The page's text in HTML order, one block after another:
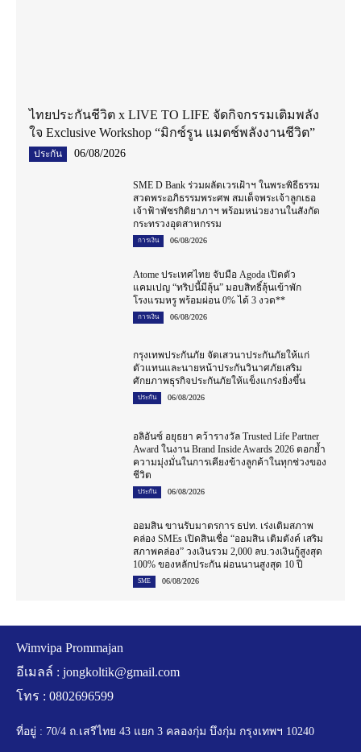
ไทยประกันชีวิต x LIVE TO LIFE จัดกิจกรรมเติมพลัง
ใจ Exclusive Workshop “มิกซ์รูน แมตช์พลังงานชีวิต”
ประกัน 06/08/2026
SME D Bank ร่วมผลัดเวรเฝ้าฯ ในพระพิธีธรรม
สวดพระอภิธรรมพระศพ สมเด็จพระเจ้าลูกเธอ
เจ้าฟ้าพัชรกิติยาภาฯ พร้อมหน่วยงานในสังกัด
กระทรวงอุตสาหกรรม
การเงิน 06/08/2026
Atome ประเทศไทย จับมือ Agoda เปิดตัว
แคมเปญ “ทริปนี้มีลุ้น” มอบสิทธิ์ลุ้นเข้าพัก
โรงแรมหรู พร้อมผ่อน 0% ได้ 3 งวด**
การเงิน 06/08/2026
กรุงเทพประกันภัย จัดเสวนาประกันภัยให้แก่
ตัวแทนและนายหน้าประกันวินาศภัยเสริม
ศักยภาพธุรกิจประกันภัยให้แข็งแกร่งยิ่งขึ้น
ประกัน 06/08/2026
อลิอันซ์ อยุธยา คว้ารางวัล Trusted Life Partner
Award ในงาน Brand Inside Awards 2026 ตอกย้ำ
ความมุ่งมั่นในการเคียงข้างลูกค้าในทุกช่วงของ
ชีวิต
ประกัน 06/08/2026
ออมสิน ขานรับมาตรการ ธปท. เร่งเติมสภาพ
คล่อง SMEs เปิดสินเชื่อ “ออมสิน เติมตังค์ เสริม
สภาพคล่อง” วงเงินรวม 2,000 ลบ.วงเงินกู้สูงสุด
100% ของหลักประกัน ผ่อนนานสูงสุด 10 ปี
SME 06/08/2026
Wimvipa Prommajan
อีเมลล์ : jongkoltik@gmail.com
โทร : 0802696599
ที่อยู่ : 70/4 ถ.เสรีไทย 43 แยก 3 คลองกุ่ม บึงกุ่ม กรุงเทพฯ 10240